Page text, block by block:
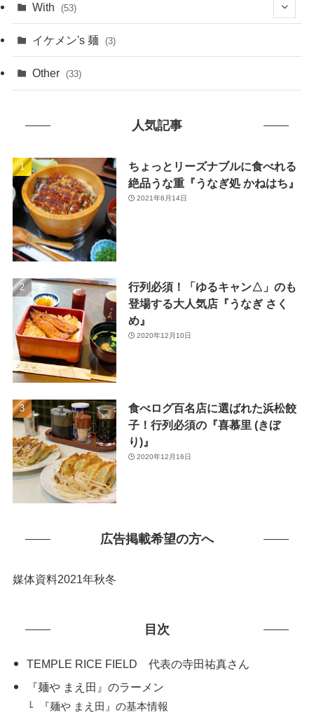
(38)
(1)
(3)
(26)
(1)
(114)
With (53)
(15)
(43)
(49)
イケメン's 麺 (3)
Other (33)
人気記事
ちょっとリーズナブルに食べれる
絶品うな重『うなぎ処 かねはち』
2021年6月14日
行列必須！「ゆるキャン△」のも
登場する大人気店『うなぎ さく
め』
2020年12月10日
食べログ百名店に選ばれた浜松餃
子！行列必須の『喜慕里 (きぼ
り)』
2020年12月16日
広告掲載希望の方へ
媒体資料2021年秋冬
目次
TEMPLE RICE FIELD 代表の寺田祐真さん
『麺や まえ田』のラーメン
『麺や まえ田』の基本情報